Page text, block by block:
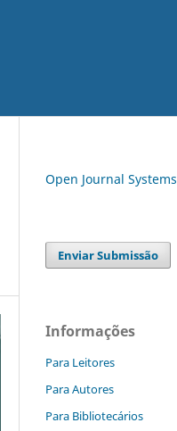
Open Journal Systems
Enviar Submissão
Informações
Para Leitores
Para Autores
Para Bibliotecários